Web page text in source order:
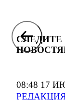
08:48 17
СЛЕДИТЕ